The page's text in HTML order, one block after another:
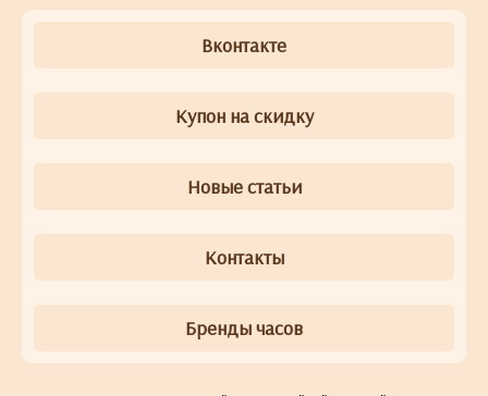
Вконтакте
Купон на скидку
Новые статьи
Контакты
Бренды часов